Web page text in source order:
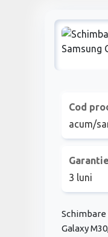
Cod
acum/
3 luni
Schimbare
Galaxy